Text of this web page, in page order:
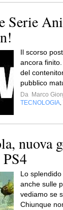
Serie
Il scorso
ancora
del
pubblico
Da Marco
TECNOLOGIA
nuova
Lo
anche sulle
vediamo se
Chiunque